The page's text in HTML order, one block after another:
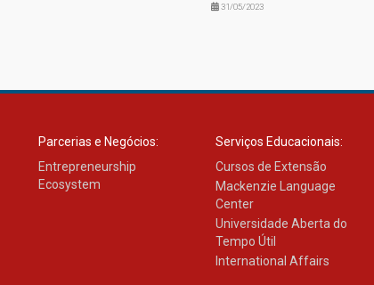
31/05/2023
Parcerias e Negócios:
Entrepreneurship
Ecosystem
Serviços Educacionais:
Cursos de Extensão
Mackenzie Language
Center
Universidade Aberta do
Tempo Útil
International Affairs